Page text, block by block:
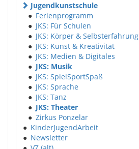
Jugendkunstschule
● Ferienprogramm
● JKS: Für Schulen
● JKS: Körper & Selbsterfahrung
● JKS: Kunst & Kreativität
● JKS: Medien & Digitales
● JKS: Musik
● JKS: SpielSportSpaß
● JKS: Sprache
● JKS: Tanz
● JKS: Theater
● Zirkus Ponzelar
● KinderJugendArbeit
● Newsletter